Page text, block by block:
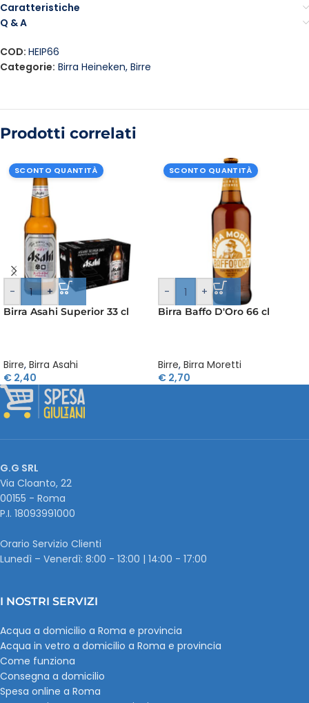
Caratteristiche
Q & A
COD: HEIP66
Categorie: Birra Heineken, Birre
Prodotti correlati
SCONTO QUANTITÀ
- +
Birra Asahi Superior 33 cl
Birre, Birra Asahi
€ 2,40
SCONTO QUANTITÀ
- +
Birra Baffo D'Oro 66 cl
Birre, Birra Moretti
€ 2,70
G.G SRL
Via Cloanto, 22
00155 - Roma
P.I. ‭18093991000
Orario Servizio Clienti
Lunedì – Venerdì: 8:00 - 13:00 | 14:00 - 17:00
I NOSTRI SERVIZI
Acqua a domicilio a Roma e provincia
Acqua in vetro a domicilio a Roma e provincia
Come funziona
Consegna a domicilio
Spesa online a Roma